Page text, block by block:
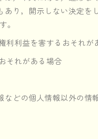
り，開示しない決定
。
利利益を害するおそれが
それがある場合
どの個人情報以外の情